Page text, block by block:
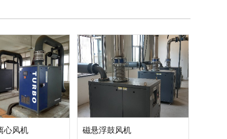
心风机 磁悬浮鼓风机